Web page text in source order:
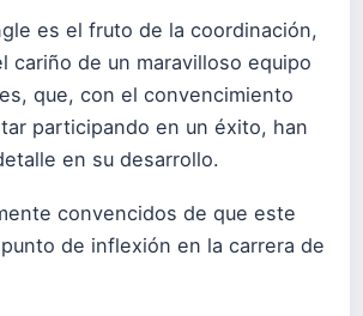
es el fruto de la coordinación,
cariño de un maravilloso equipo
que, con el convencimiento
participando en un éxito, han
en su desarrollo.
convencidos de que este
de inflexión en la carrera de